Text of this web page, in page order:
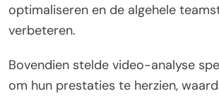
optimaliseren en de algehele
verbeteren.
Bovendien stelde video-analyse
om hun prestaties te herzien,